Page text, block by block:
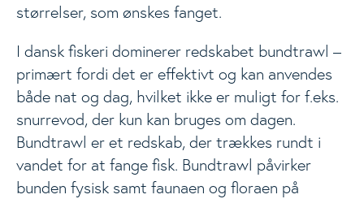
Analyser
størrelser, som ønskes fanget.
I dansk fiskeri dominerer redskabet bundtrawl –
primært fordi det er effektivt og kan anvendes
både nat og dag, hvilket ikke er muligt for f.eks.
snurrevod, der kun kan bruges om dagen.
Bundtrawl er et redskab, der trækkes rundt i
vandet for at fange fisk. Bundtrawl påvirker
bunden fysisk samt faunaen og floraen på